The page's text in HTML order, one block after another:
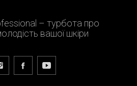
– турбота про
вашої шкіри